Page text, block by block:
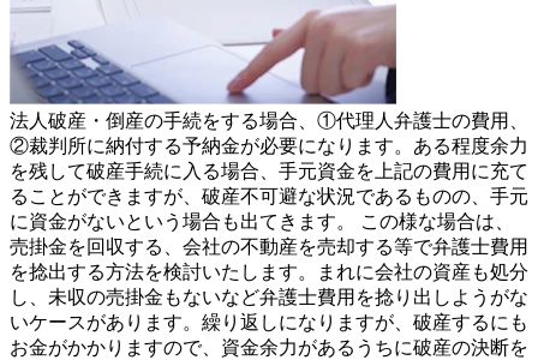
法人破産・倒産の手続をする場合、①代理人弁護士の費用、
②裁判所に納付する予納金が必要になります。ある程度余力
を残して破産手続に入る場合、手元資金を上記の費用に充て
ることができますが、破産不可避な状況であるものの、手元
に資金がないという場合も出てきます。 この様な場合は、
売掛金を回収する、会社の不動産を売却する等で弁護士費用
を捻出する方法を検討いたします。まれに会社の資産も処分
し、未収の売掛金もないなど弁護士費用を捻り出しようがな
いケースがあります。繰り返しになりますが、破産するにも
お金がかかりますので、資金余力があるうちに破産の決断を